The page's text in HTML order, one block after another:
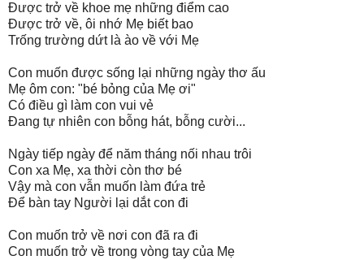
Được trở về khoe mẹ những điểm cao
Được trở về, ôi nhớ Mẹ biết bao
Trống trường dứt là ào về với Mẹ
Con muốn được sống lại những ngày thơ ấu
Mẹ ôm con: "bé bỏng của Mẹ ơi"
Có điều gì làm con vui vẻ
Đang tự nhiên con bỗng hát, bỗng cười...
Ngày tiếp ngày để năm tháng nối nhau trôi
Con xa Mẹ, xa thời còn thơ bé
Vậy mà con vẫn muốn làm đứa trẻ
Để bàn tay Người lại dắt con đi
Con muốn trở về nơi con đã ra đi
Con muốn trở về trong vòng tay của Mẹ